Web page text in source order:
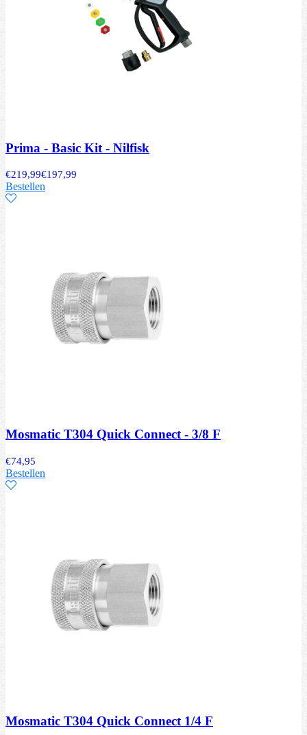
Prima - Basic Kit - Nilfisk
€219,99€197,99
Bestellen
Mosmatic T304 Quick Connect - 3/8 F
€74,95
Bestellen
Mosmatic T304 Quick Connect 1/4 F